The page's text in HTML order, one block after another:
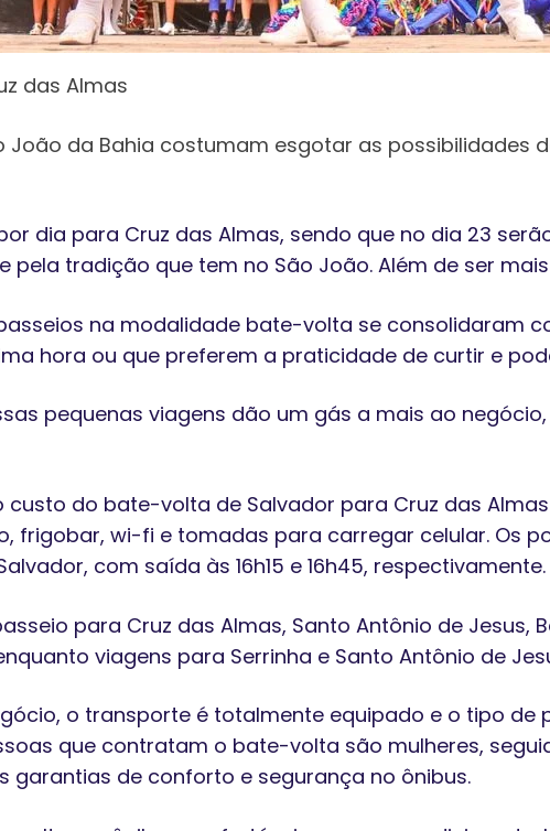
das Almas
João da Bahia costumam esgotar as possibilidades
dia para Cruz das Almas, sendo que no dia 23
tradição que tem no São João. Além de ser
na modalidade bate-volta se consolidaram
hora ou que preferem a praticidade de curtir e
pequenas viagens dão um gás a mais ao
custo do bate-volta de Salvador para Cruz das Almas
frigobar, wi-fi e tomadas para carregar celular. Os
com saída às 16h15 e 16h45, respectivamente.
para Cruz das Almas, Santo Antônio de Jesus,
viagens para Serrinha e Santo Antônio de
o transporte é totalmente equipado e o tipo
que contratam o bate-volta são mulheres,
garantias de conforto e segurança no ônibus.